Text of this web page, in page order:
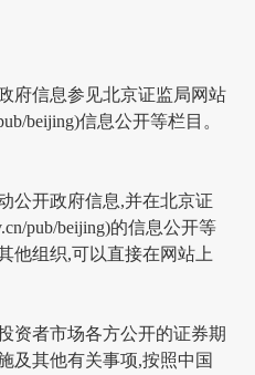
府信息参见北京证监局网站
beijing)信息公开等栏目。
公开政府信息,并在北京证
pub/beijing)的信息公开等
他组织,可以直接在网站上
资者市场各方公开的证券期
及其他有关事项,按照中国